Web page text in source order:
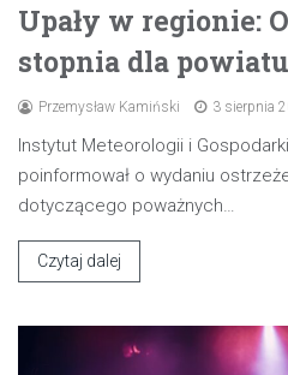
Upały w regionie:
stopnia dla
Przemysław Kamiński 3 sierpnia
Instytut Meteorologii i
poinformował o wydaniu
dotyczącego poważnych…
Czytaj dalej